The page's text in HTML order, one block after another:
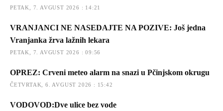
PETAK, 7. AVGUST 2026 : 14:21
VRANJANCI NE NASEDAJTE NA POZIVE: Još jedna
Vranjanka žrva lažnih lekara
PETAK, 7. AVGUST 2026 : 09:56
OPREZ: Crveni meteo alarm na snazi u Pčinjskom okrugu
ČETVRTAK, 6. AVGUST 2026 : 15:42
VODOVOD:Dve ulice bez vode